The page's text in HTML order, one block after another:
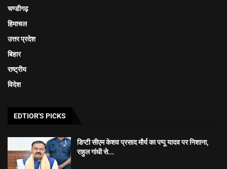
चण्डीगढ़
हिमाचल
उत्तर प्रदेश
बिहार
राष्ट्रीय
विदेश
EDTIOR'S PICKS
डिप्टी सीएम केशव प्रसाद मौर्य का पप्पू यादव पर निशाना,
राहुल गांधी से...